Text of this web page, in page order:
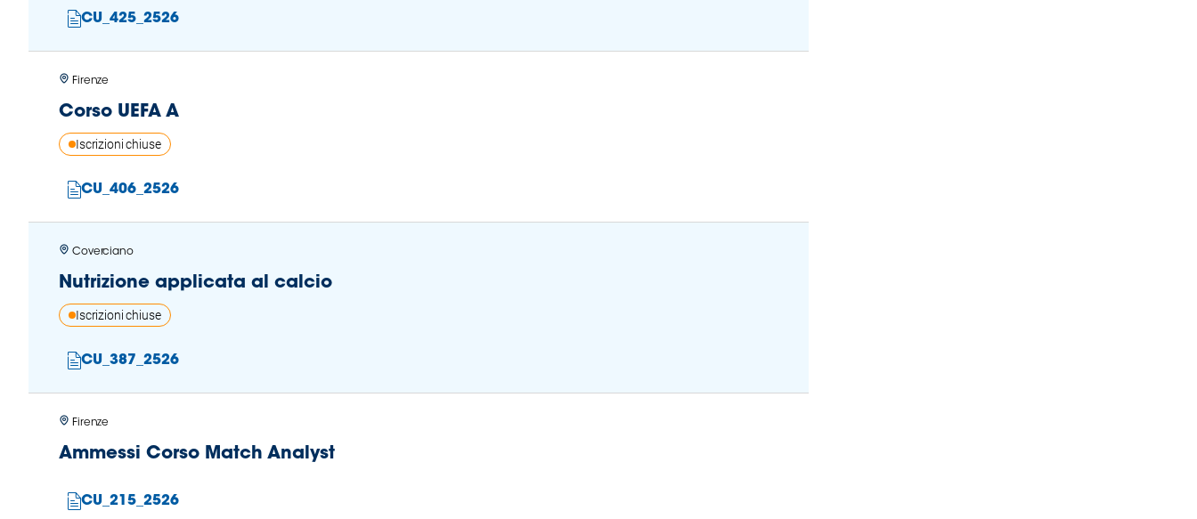
Contatti
Assicurazione
Social media
CU_425_2526
Corso UEFA A
Firenze
Iscrizioni chiuse
CU_406_2526
Nutrizione applicata al calcio
Coverciano
Iscrizioni chiuse
CU_387_2526
Ammessi Corso Match Analyst
Firenze
CU_215_2526